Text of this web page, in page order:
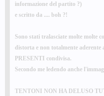
informazione del partito ?)
e scritto da .... boh ?!
Sono stati tralasciate molte molte
distorta e non totalmente
PRESENTI condivisa.
Secondo me ledendo anche
TENTONI NON HA DELUSO